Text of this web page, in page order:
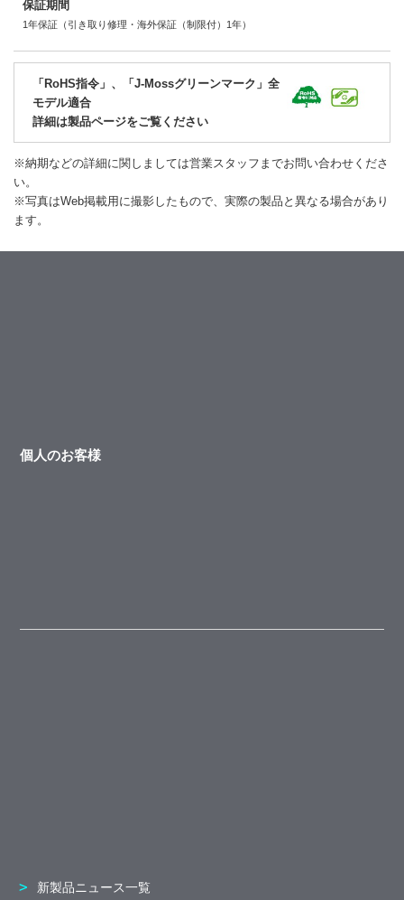
保証期間
1年保証（引き取り修理・海外保証（制限付）1年）
「RoHS指令」、「J-Mossグリーンマーク」全
モデル適合
詳細は製品ページをご覧ください
※納期などの詳細に関しましては営業スタッフまでお問い合わせくださ
い。
※写真はWeb掲載用に撮影したもので、実際の製品と異なる場合があり
ます。
個人のお客様
新製品ニュース一覧